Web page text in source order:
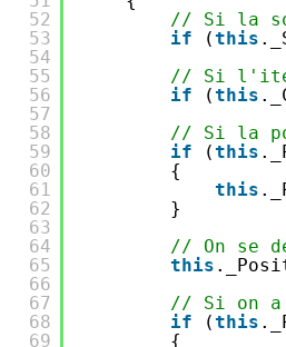
52
53
54
55
56
57
58
59
60
61
62
63
64
65
66
67
68
69
// Si la
if
(this
// Si
if
(this
// Si la
if
(this
{
this
}
// On se
this
// Si on
if
(this
{